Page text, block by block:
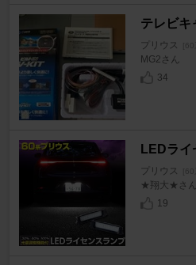
テレビキ
プリウス
MG2さん
34
LEDライ
プリウス
★翔大★さん
19